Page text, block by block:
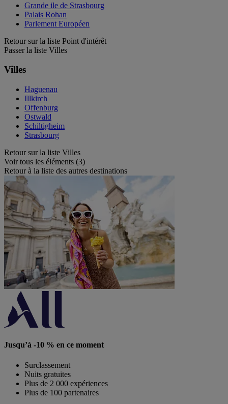
Grande ile de Strasbourg
Palais Rohan
Parlement Européen
Retour sur la liste Point d'intérêt
Passer la liste Villes
Villes
Haguenau
Illkirch
Offenburg
Ostwald
Schiltigheim
Strasbourg
Retour sur la liste Villes
Voir tous les éléments (3)
Retour à la liste des autres destinations
Jusqu’à -10 % en ce moment
Surclassement
Nuits gratuites
Plus de 2 000 expériences
Plus de 100 partenaires